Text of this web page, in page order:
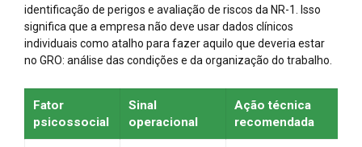
identificação de perigos e avaliação de riscos da NR-1. Isso
significa que a empresa não deve usar dados clínicos
individuais como atalho para fazer aquilo que deveria estar
no GRO: análise das condições e da organização do trabalho.
Fator
psicossocial
Sinal
operacional
Ação técnica
recomendada